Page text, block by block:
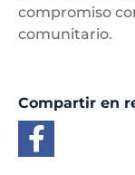
compromiso
comunitario.
Compartir en